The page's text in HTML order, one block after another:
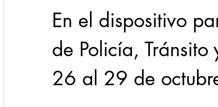
En el dispositivo
de Policía,
26 al 29 de